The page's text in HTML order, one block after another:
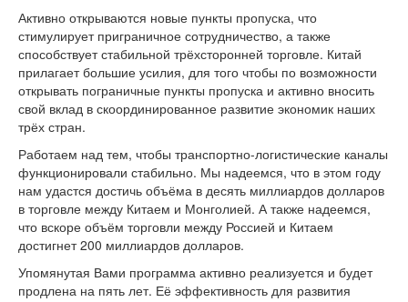
Активно открываются новые пункты пропуска, что
стимулирует приграничное сотрудничество, а также
способствует стабильной трёхсторонней торговле. Китай
прилагает большие усилия, для того чтобы по возможности
открывать пограничные пункты пропуска и активно вносить
свой вклад в скоординированное развитие экономик наших
трёх стран.
Работаем над тем, чтобы транспортно-логистические каналы
функционировали стабильно. Мы надеемся, что в этом году
нам удастся достичь объёма в десять миллиардов долларов
в торговле между Китаем и Монголией. А также надеемся,
что вскоре объём торговли между Россией и Китаем
достигнет 200 миллиардов долларов.
Упомянутая Вами программа активно реализуется и будет
продлена на пять лет. Её эффективность для развития